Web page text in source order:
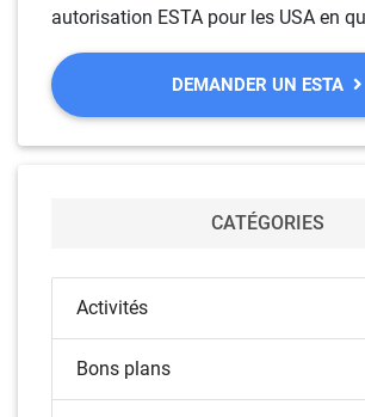
autorisation ESTA pour les USA en
DEMANDER UN ESTA
CATÉGORIES
Activités
Bons plans